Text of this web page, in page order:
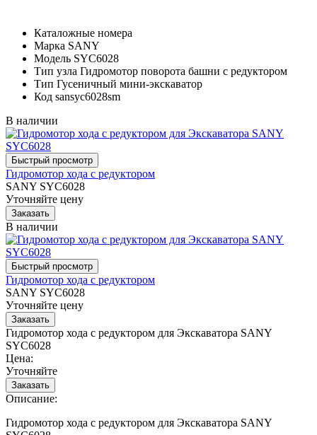
Каталожные номера
Марка SANY
Модель SYC6028
Тип узла Гидромотор поворота башни с редуктором
Тип Гусеничный мини-экскаватор
Код sansyc6028sm
В наличии
Гидромотор хода с редуктором
SANY SYC6028
Уточняйте цену
В наличии
Гидромотор хода с редуктором
SANY SYC6028
Уточняйте цену
Гидромотор хода с редуктором для Экскаватора SANY
SYC6028
Цена:
Уточняйте
Описание:
Гидромотор хода с редуктором для Экскаватора SANY